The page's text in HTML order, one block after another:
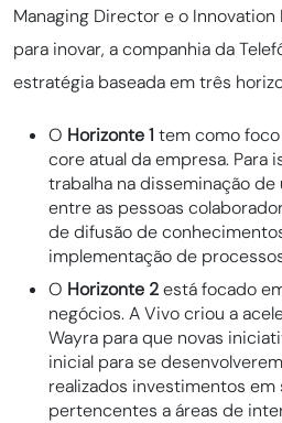
Managing Director e o
para inovar, a companhia da
estratégia baseada em três
O Horizonte 1 tem como
core atual da empresa. Para
trabalha na disseminação
entre as pessoas
de difusão de
implementação de
O Horizonte 2está focado
negócios. A Vivo criou a
Wayra para que novas
inicial para se
realizados investimentos
pertencentes a áreas de